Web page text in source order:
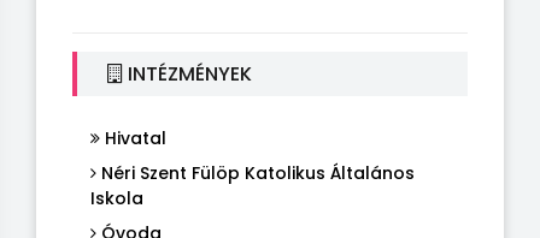
INTÉZMÉNYEK
Hivatal
Néri Szent Fülöp Katolikus Általános
Iskola
Óvoda